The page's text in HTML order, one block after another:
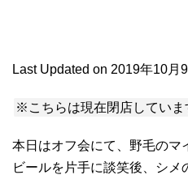
Last Updated on 2019年10月
※こちらは現在閉店していま
本日はオフ会にて、野毛のマ
ビールを片手に談笑後、シメ